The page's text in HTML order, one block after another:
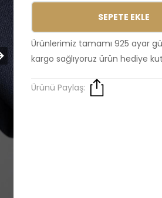
SEPETE EKLE
Ürünlerimiz tamamı 925 ayar
kargo sağlıyoruz ürün hediye
Ürünü Paylaş: